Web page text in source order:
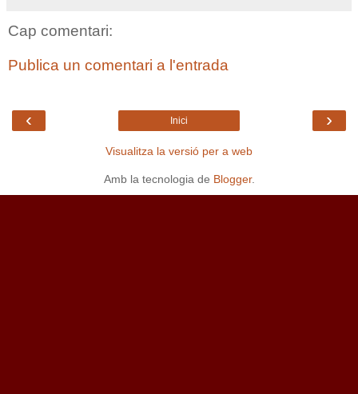
Cap comentari:
Publica un comentari a l'entrada
‹ ›
Inici
Visualitza la versió per a web
Amb la tecnologia de Blogger.